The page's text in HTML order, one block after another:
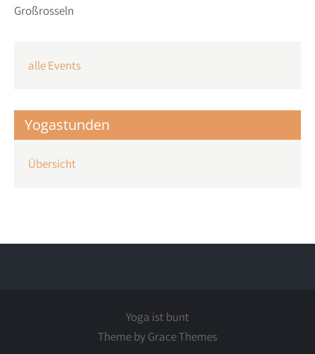
Großrosseln
alle Events
Yogastunden
Übersicht
Yoga ist bunt
Theme by Grace Themes